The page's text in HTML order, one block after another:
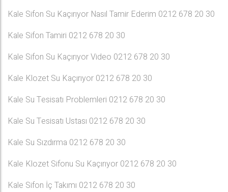
Kale Sifon Su Kaçırıyor Nasıl Tamir Ederim 0212 678 20 30
Kale Sifon Tamiri 0212 678 20 30
Kale Sifon Su Kaçırıyor Video 0212 678 20 30
Kale Klozet Su Kaçırıyor 0212 678 20 30
Kale Su Tesisatı Problemleri 0212 678 20 30
Kale Su Tesisatı Ustası 0212 678 20 30
Kale Su Sızdırma 0212 678 20 30
Kale Klozet Sifonu Su Kaçırıyor 0212 678 20 30
Kale Sifon İç Takımı 0212 678 20 30